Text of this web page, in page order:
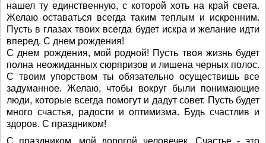
нашел ту единственную, с которой хоть на край света.
Желаю оставаться всегда таким теплым и искренним.
Пусть в глазах твоих всегда будет искра и желание идти
вперед. С днем рождения!
С днем рождения, мой родной! Пусть твоя жизнь будет
полна неожиданных сюрпризов и лишена черных полос.
С твоим упорством ты обязательно осуществишь все
задуманное. Желаю, чтобы вокруг были понимающие
люди, которые всегда помогут и дадут совет. Пусть будет
много счастья, радости и оптимизма. Будь счастлив и
здоров. С праздником!
С праздником, мой дорогой человечек. Счастье - это